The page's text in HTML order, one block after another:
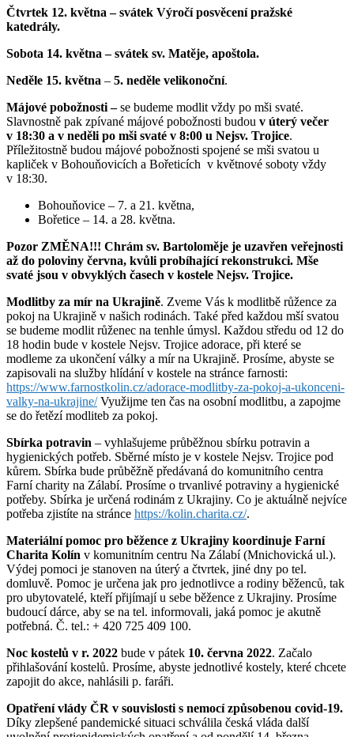
Čtvrtek 12. května – svátek Výročí posvěcení pražské
katedrály.
Sobota 14. května – svátek sv. Matěje, apoštola.
Neděle 15. května – 5. neděle velikonoční.
Májové pobožnosti –se budeme modlit vždy po mši svaté.
Slavnostně pak zpívané májové pobožnosti budou v úterý večer
v 18:30 a v neděli po mši svaté v 8:00 u Nejsv. Trojice.
Příležitostně budou májové pobožnosti spojené se mši svatou u
kapliček v Bohouňovicích a Bořeticích v květnové soboty vždy
v 18:30.
Bohouňovice – 7. a 21. května,
Bořetice – 14. a 28. května.
Pozor ZMĚNA!!! Chrám sv. Bartoloměje je uzavřen veřejnosti
až do poloviny června, kvůli probíhající rekonstrukci. Mše
svaté jsou v obvyklých časech v kostele Nejsv. Trojice.
Modlitby za mír na Ukrajině. Zveme Vás k modlitbě růžence za
pokoj na Ukrajině v našich rodinách. Také před každou mší svatou
se budeme modlit růženec na tenhle úmysl. Každou středu od 12 do
18 hodin bude v kostele Nejsv. Trojice adorace, při které se
modleme za ukončení války a mír na Ukrajině. Prosíme, abyste se
zapisovali na služby hlídání v kostele na stránce farnosti:
https://www.farnostkolin.cz/adorace-modlitby-za-pokoj-a-ukonceni-
valky-na-ukrajine/Využijme ten čas na osobní modlitbu, a zapojme
se do řetězí modliteb za pokoj.
Sbírka potravin – vyhlašujeme průběžnou sbírku potravin a
hygienických potřeb. Sběrné místo je v kostele Nejsv. Trojice pod
kůrem. Sbírka bude průběžně předávaná do komunitního centra
Farní charity na Zálabí. Prosíme o trvanlivé potraviny a hygienické
potřeby. Sbírka je určená rodinám z Ukrajiny. Co je aktuálně nejvíce
potřeba zjistíte na stránce https://kolin.charita.cz/.
Materiální pomoc pro běžence z Ukrajiny koordinuje Farní
Charita Kolín v komunitním centru Na Zálabí (Mnichovická ul.).
Výdej pomoci je stanoven na úterý a čtvrtek, jiné dny po tel.
domluvě. Pomoc je určena jak pro jednotlivce a rodiny běženců, tak
pro ubytovatelé, kteří přijímají u sebe běžence z Ukrajiny. Prosíme
budoucí dárce, aby se na tel. informovali, jaká pomoc je akutně
potřebná. Č. tel.: + 420 725 409 100.
Noc kostelů v r. 2022 bude v pátek 10. června 2022. Začalo
přihlašování kostelů. Prosíme, abyste jednotlivé kostely, které chcete
zapojit do akce, nahlásili p. faráři.
Opatření vlády ČR v souvislosti s nemocí způsobenou covid-19.
Díky zlepšené pandemické situaci schválila česká vláda další